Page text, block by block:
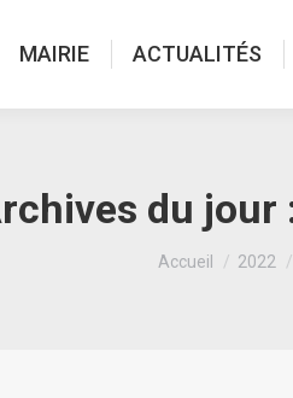
MAIRIE ACTUALITÉS
du jour
Vous êtes ici :
Accueil 2022